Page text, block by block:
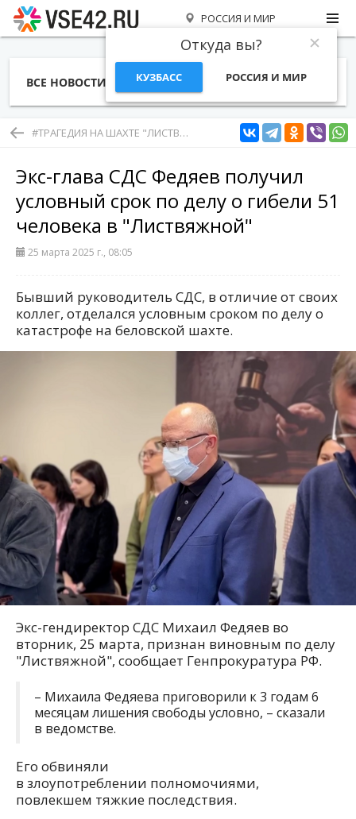
РОССИЯ И МИР
Откуда вы?
КУЗБАСС РОССИЯ И МИР
ВСЕ НОВОСТИ СТАТЬИ ТЕМЫ ФОТО
#ТРАГЕДИЯ НА ШАХТЕ "ЛИСТВЯЖНАЯ" ХК "СДС-УГОЛЬ"
Экс-глава СДС Федяев получил
условный срок по делу о гибели 51
человека в "Листвяжной"
25 марта 2025 г., 08:05
Бывший руководитель СДС, в отличие от своих
коллег, отделался условным сроком по делу о
катастрофе на беловской шахте.
Экс-гендиректор СДС Михаил Федяев во
вторник, 25 марта, признан виновным по делу
"Листвяжной", сообщает Генпрокуратура РФ.
– Михаила Федяева приговорили к 3 годам 6
месяцам лишения свободы условно, – сказали
в ведомстве.
Его обвиняли
в злоупотреблении полномочиями,
повлекшем тяжкие последствия.